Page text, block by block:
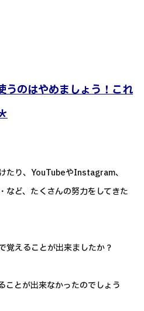
うのはやめましょう！これ
たり、YouTubeやInstagram、
など、たくさんの努力をしてきた
覚えることが出来ましたか？
ことが出来なかったのでしょう